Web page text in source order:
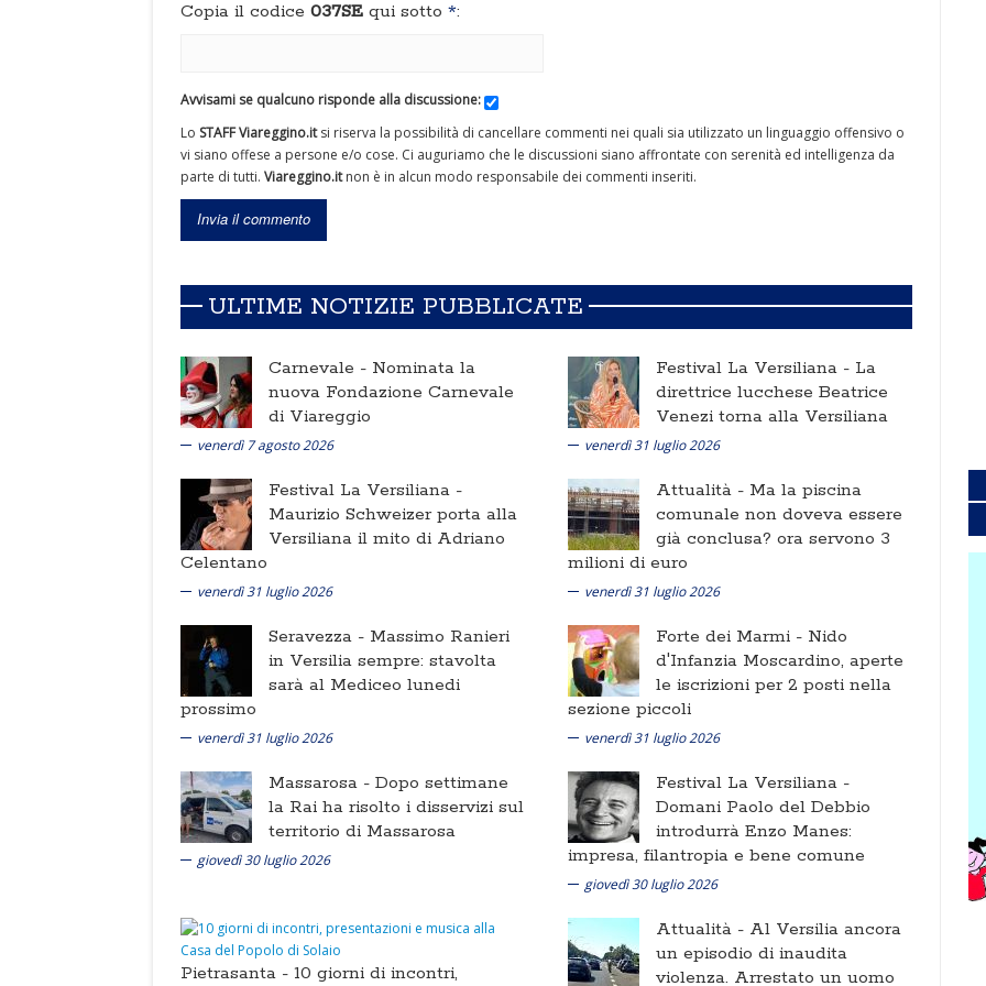
Copia il codice 037SE qui sotto *:
Avvisami se qualcuno risponde alla discussione:
Lo STAFF Viareggino.itsi riserva la possibilità di cancellare commenti nei quali sia utilizzato un linguaggio offensivo o
vi siano offese a persone e/o cose. Ci auguriamo che le discussioni siano affrontate con serenità ed intelligenza da
parte di tutti. Viareggino.itnon è in alcun modo responsabile dei commenti inseriti.
ULTIME NOTIZIE PUBBLICATE
Carnevale - Nominata la
nuova Fondazione Carnevale
di Viareggio
venerdì 7 agosto 2026
Festival La Versiliana - La
direttrice lucchese Beatrice
Venezi torna alla Versiliana
venerdì 31 luglio 2026
Festival La Versiliana -
Maurizio Schweizer porta alla
Versiliana il mito di Adriano
Celentano
venerdì 31 luglio 2026
Attualità - Ma la piscina
comunale non doveva essere
già conclusa? ora servono 3
milioni di euro
venerdì 31 luglio 2026
Seravezza - Massimo Ranieri
in Versilia sempre: stavolta
sarà al Mediceo lunedi
prossimo
venerdì 31 luglio 2026
Forte dei Marmi - Nido
d'Infanzia Moscardino, aperte
le iscrizioni per 2 posti nella
sezione piccoli
venerdì 31 luglio 2026
Massarosa - Dopo settimane
la Rai ha risolto i disservizi sul
territorio di Massarosa
giovedì 30 luglio 2026
Festival La Versiliana -
Domani Paolo del Debbio
introdurrà Enzo Manes:
impresa, filantropia e bene comune
giovedì 30 luglio 2026
Pietrasanta - 10 giorni di incontri,
Attualità - Al Versilia ancora
un episodio di inaudita
violenza. Arrestato un uomo